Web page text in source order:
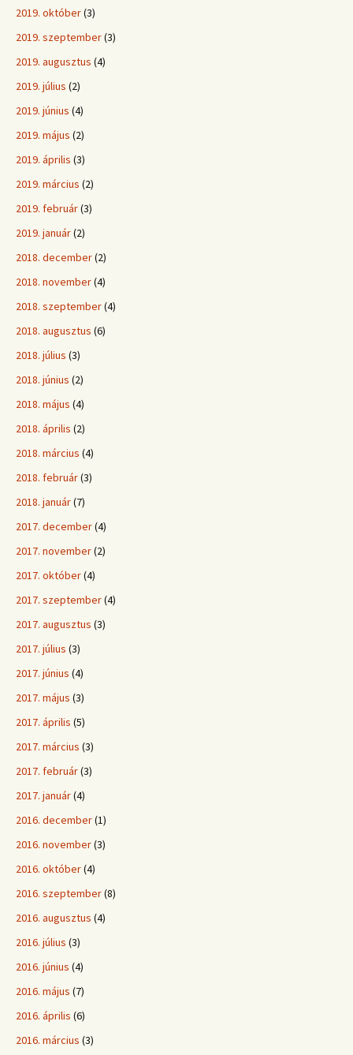
2019. október(3)
2019. szeptember(3)
2019. augusztus (4)
2019. július (2)
2019. június (4)
2019. május (2)
2019. április (3)
2019. március (2)
2019. február(3)
2019. január(2)
2018. december(2)
2018. november(4)
2018. szeptember(4)
2018. augusztus (6)
2018. július (3)
2018. június (2)
2018. május (4)
2018. április (2)
2018. március (4)
2018. február(3)
2018. január(7)
2017. december(4)
2017. november(2)
2017. október(4)
2017. szeptember(4)
2017. augusztus (3)
2017. július (3)
2017. június (4)
2017. május (3)
2017. április (5)
2017. március (3)
2017. február(3)
2017. január(4)
2016. december(1)
2016. november(3)
2016. október(4)
2016. szeptember(8)
2016. augusztus (4)
2016. július (3)
2016. június (4)
2016. május (7)
2016. április (6)
2016. március (3)